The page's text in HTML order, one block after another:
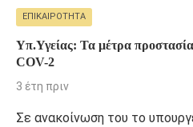
ΕΠΙΚΑΙΡΌΤΗΤΑ
Υπ.Υγείας: Τα μέτρα
COV-2
3 έτη πριν
Σε ανακοίνωση του το